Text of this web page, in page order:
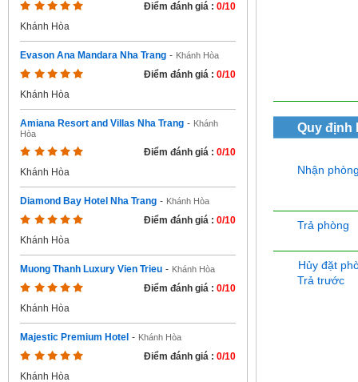
Điểm đánh giá : 0/10
Khánh Hòa
Evason Ana Mandara Nha Trang - Khánh Hòa
Điểm đánh giá : 0/10
Khánh Hòa
Amiana Resort and Villas Nha Trang - Khánh
Hòa
Điểm đánh giá : 0/10
Khánh Hòa
Diamond Bay Hotel Nha Trang - Khánh Hòa
Điểm đánh giá : 0/10
Khánh Hòa
Muong Thanh Luxury Vien Trieu - Khánh Hòa
Điểm đánh giá : 0/10
Khánh Hòa
Majestic Premium Hotel - Khánh Hòa
Điểm đánh giá : 0/10
Khánh Hòa
Quy định
Nhận
Trả phòng
Hủy đặt
Trả trước